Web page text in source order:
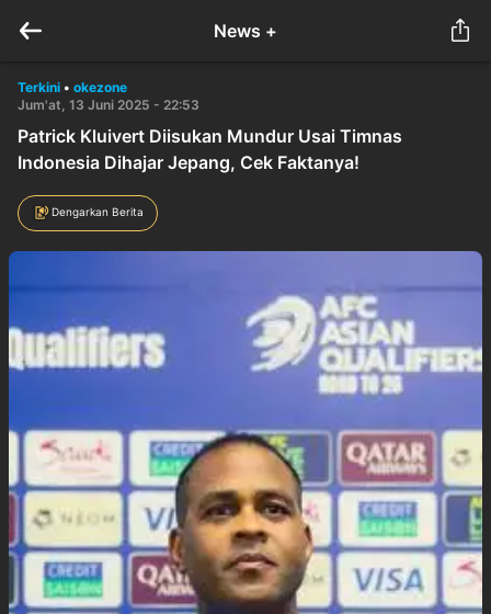
News +
Terkini • okezone
Jum'at, 13 Juni 2025 - 22:53
Patrick Kluivert Diisukan Mundur Usai Timnas
Indonesia Dihajar Jepang, Cek Faktanya!
Dengarkan Berita